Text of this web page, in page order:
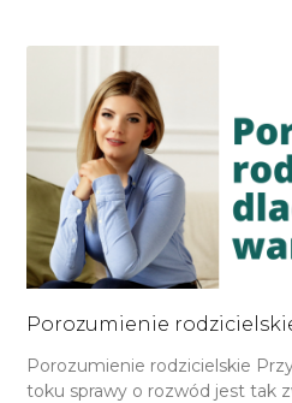
Porozumienie
Porozumienie rodzicielskie
toku sprawy o rozwód jest tak